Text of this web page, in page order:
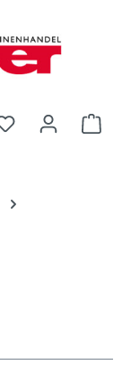
Du hast 0